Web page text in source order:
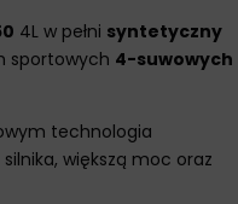
4L w pełni syntetyczny
sportowych 4-suwowych
technologia
większą moc oraz